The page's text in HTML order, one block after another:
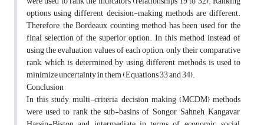
options using different decision-making methods are different.
Therefore, the Bordeaux counting method has been used for the
final selection of the superior option. In this method, instead of
using the evaluation values of each option, only their comparative
rank, which is determined by using different methods, is used to
minimize uncertainty in them (Equations 33 and 34).
Conclusion
In this study, multi-criteria decision making (MCDM) methods
were used to rank the sub-basins of Songor, Sahneh, Kangavar,